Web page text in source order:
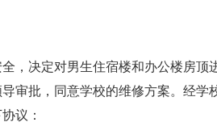
，决定对男生住宿楼和办公楼房顶
审批，同意学校的维修方案。经学
议：